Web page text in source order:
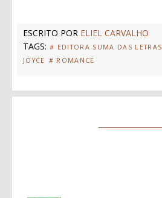
ESCRITO POR ELIEL CARVALHO
TAGS: # EDITORA SUMA DAS LETRAS
JOYCE # ROMANCE